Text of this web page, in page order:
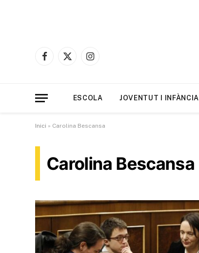
Facebook
X
Instagram
ESCOLA JOVENTUT I INFÀNCIA
Inici » Carolina Bescansa
Carolina Bescansa